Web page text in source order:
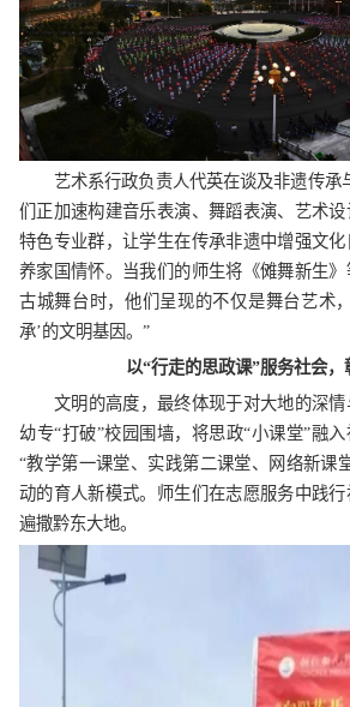
艺术系行政负责人代英在谈及非遗传承
们正加速构建音乐表演、舞蹈表演、艺术
特色专业群，让学生在传承非遗中增强文
养家国情怀。当我们的师生将《傩舞新生》
古城舞台时，他们呈现的不仅是舞台艺术
承’的文明基因。”
以“行走的思政课”服务社会，
文明的高度，最终体现于对大地的深
幼专“打破”校园围墙，将思政“小课堂”融
“教学第一课堂、实践第二课堂、网络新课
动的育人新模式。师生们在志愿服务中践
遍撒黔东大地。